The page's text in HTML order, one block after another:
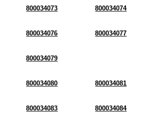
800034073 800034074
800034076 800034077
800034079
800034080 800034081
800034083 800034084